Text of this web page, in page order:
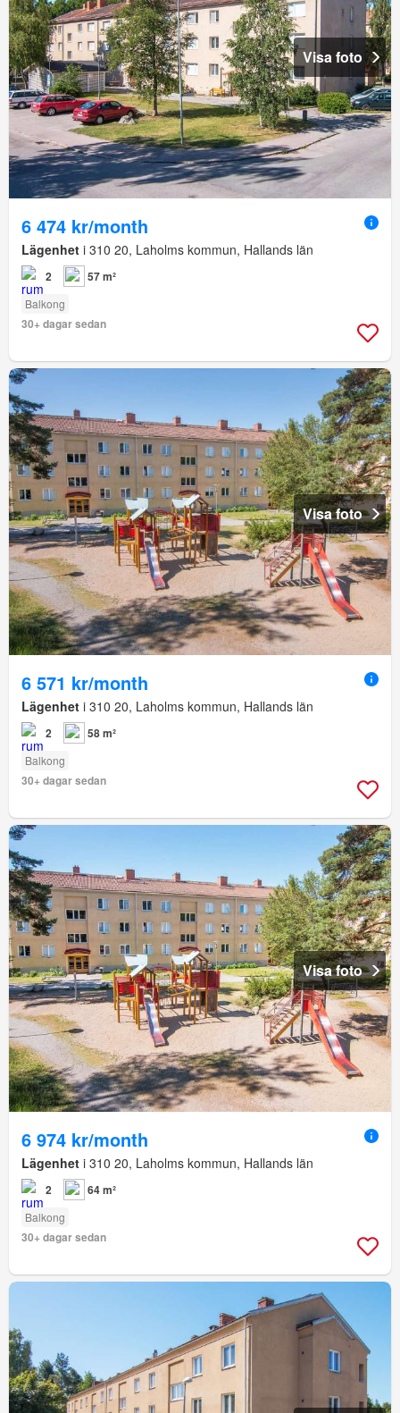
Visa foto
6 474 kr/month
Lägenhet i 310 20, Laholms kommun, Hallands län
2 57 m²
Balkong
30+ dagar sedan
Visa foto
6 571 kr/month
Lägenhet i 310 20, Laholms kommun, Hallands län
2 58 m²
Balkong
30+ dagar sedan
Visa foto
6 974 kr/month
Lägenhet i 310 20, Laholms kommun, Hallands län
2 64 m²
Balkong
30+ dagar sedan